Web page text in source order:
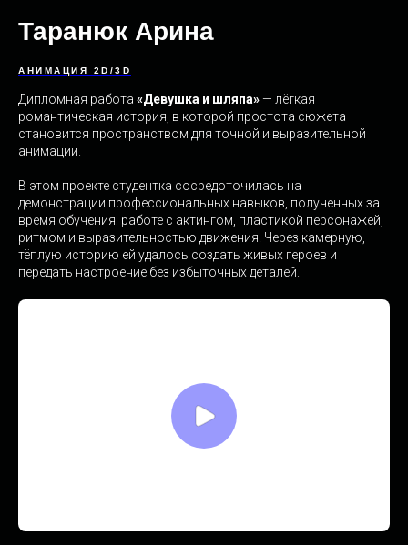
Таранюк Арина
АНИМАЦИЯ 2D/3D
Дипломная работа «Девушка и шляпа»— лёгкая
романтическая история, в которой простота сюжета
становится пространством для точной и выразительной
анимации.
В этом проекте студентка сосредоточилась на
демонстрации профессиональных навыков, полученных за
время обучения: работе с актингом, пластикой персонажей,
ритмом и выразительностью движения. Через камерную,
тёплую историю ей удалось создать живых героев и
передать настроение без избыточных деталей.